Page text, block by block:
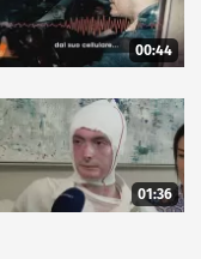
00:44
01:36